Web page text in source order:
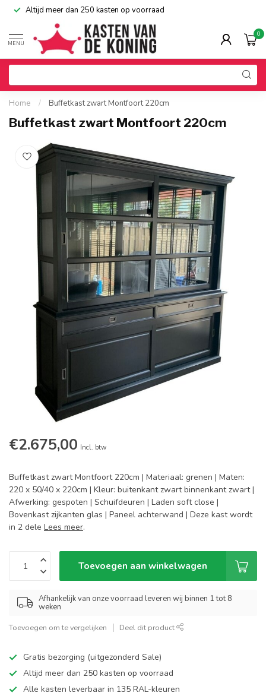
Altijd meer dan 250 kasten op voorraad
MENU
0
Home / Buffetkast zwart Montfoort 220cm
Buffetkast zwart Montfoort 220cm
€2.675,00 Incl. btw
Buffetkast zwart Montfoort 220cm | Materiaal: grenen | Maten:
220 x 50/40 x 220cm | Kleur: buitenkant zwart binnenkant zwart |
Afwerking: gespoten | Schuifdeuren | Laden soft close |
Bovenkast zijkanten glas | Paneel achterwand | Deze kast wordt
in 2 dele Lees meer.
Toevoegen aan winkelwagen
Afhankelijk van onze voorraad leveren wij binnen 1 tot 8
weken
Toevoegen om te vergelijken Deel dit product
Gratis bezorging (uitgezonderd Sale)
Altijd meer dan 250 kasten op voorraad
Alle kasten leverbaar in 135 RAL-kleuren